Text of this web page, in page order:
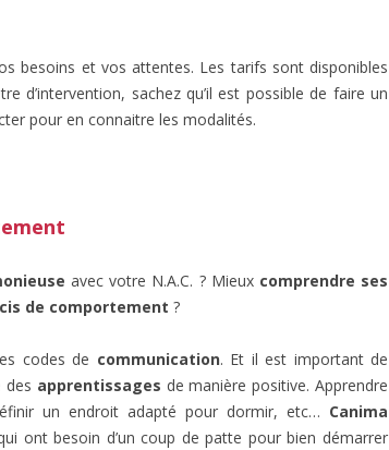
besoins et vos attentes. Les tarifs sont disponibles
d’intervention, sachez qu’il est possible de faire un
pour en connaitre les modalités.
avec votre N.A.C. ? Mieux comprendre ses
de comportement ?
codes de communication. Et il est important de
des apprentissages de manière positive. Apprendre
un endroit adapté pour dormir, etc… Canima
ont besoin d’un coup de patte pour bien démarrer